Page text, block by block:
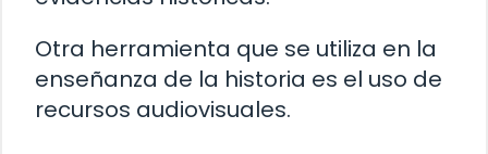
Otra herramienta que se utiliza en la
enseñanza de la historia es el uso de
recursos audiovisuales.